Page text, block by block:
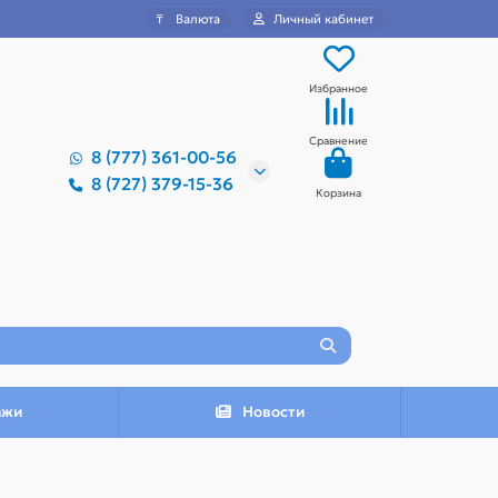
₸ Валюта Личный кабинет
8 (777) 361-00-56
8 (727) 379-15-36
Избранное
Сравнение
Корзина
Новости